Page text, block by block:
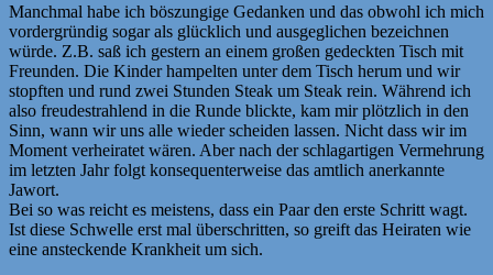
Manchmal habe ich böszungige Gedanken und das obwohl ich mich
vordergründig sogar als glücklich und ausgeglichen bezeichnen
würde. Z.B. saß ich gestern an einem großen gedeckten Tisch mit
Freunden. Die Kinder hampelten unter dem Tisch herum und wir
stopften und rund zwei Stunden Steak um Steak rein. Während ich
also freudestrahlend in die Runde blickte, kam mir plötzlich in den
Sinn, wann wir uns alle wieder scheiden lassen. Nicht dass wir im
Moment verheiratet wären. Aber nach der schlagartigen Vermehrung
im letzten Jahr folgt konsequenterweise das amtlich anerkannte
Jawort.
Bei so was reicht es meistens, dass ein Paar den erste Schritt wagt.
Ist diese Schwelle erst mal überschritten, so greift das Heiraten wie
eine ansteckende Krankheit um sich.